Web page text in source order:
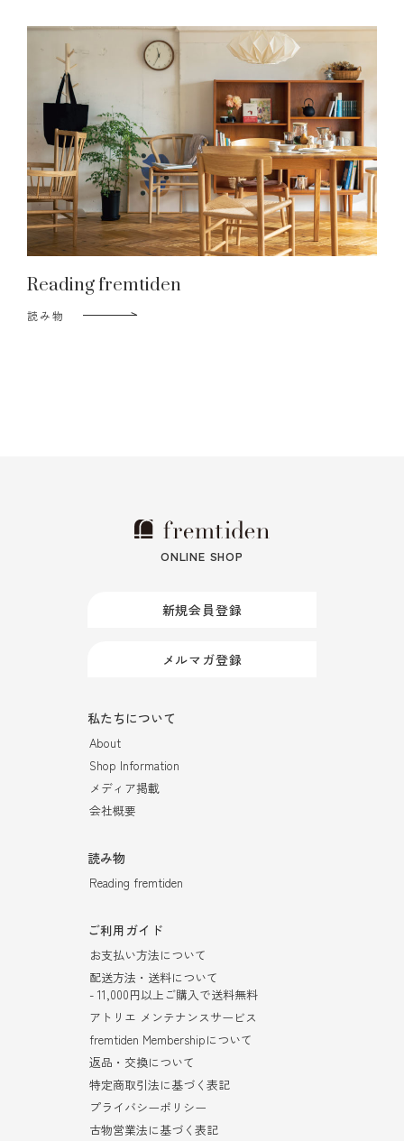
Reading fremtiden
読み物
ONLINE SHOP
新規会員登録
メルマガ登録
私たちについて
About
Shop Information
メディア掲載
会社概要
読み物
Reading fremtiden
ご利用ガイド
お支払い方法について
配送方法・送料について
- 11,000円以上ご購入で送料無料
アトリエ メンテナンスサービス
fremtiden Membershipについて
返品・交換について
特定商取引法に基づく表記
プライバシーポリシー
古物営業法に基づく表記